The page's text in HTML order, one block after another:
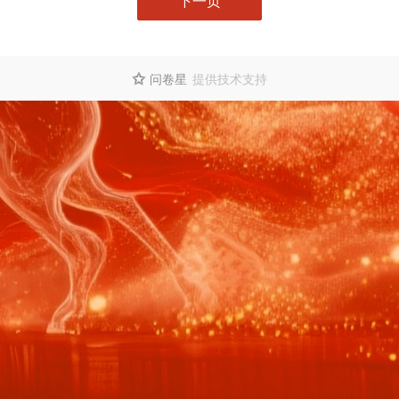
 问卷星 提供技术支持